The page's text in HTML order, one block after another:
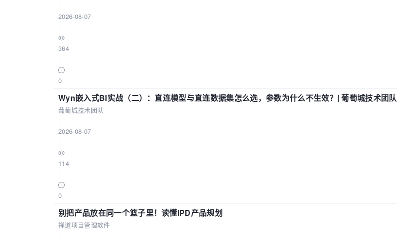
2026-08-07
364
0
Wyn嵌入式BI实战（二）：直连模型与直连数据集怎么选，参数为什么不生效？| 葡萄城技术团队
葡萄城技术团队
2026-08-07
114
0
别把产品放在同一个篮子里！读懂IPD产品规划
禅道项目管理软件